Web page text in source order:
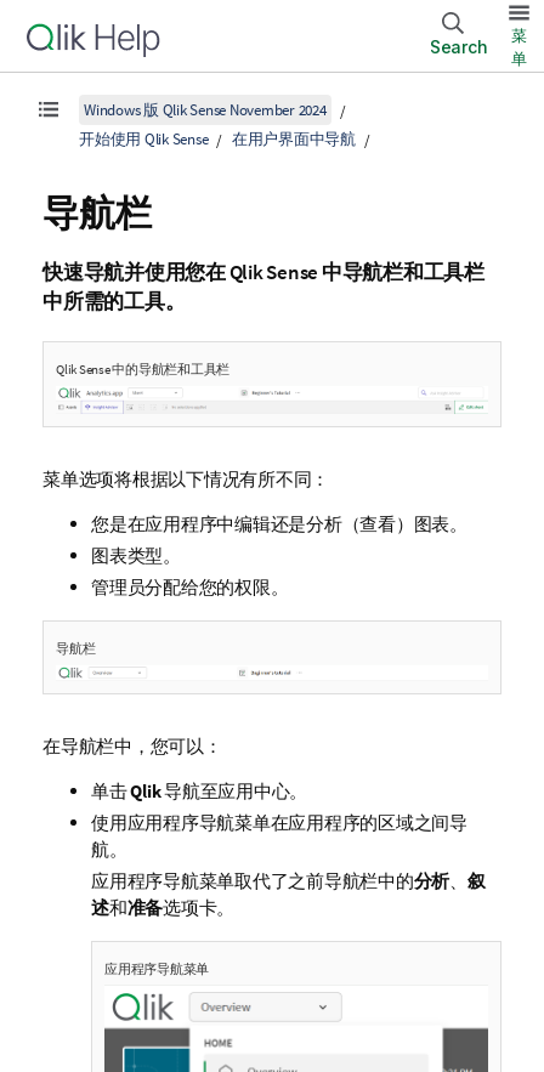
Search
菜
单
Windows 版 Qlik Sense November 2024
开始使用 Qlik Sense
在用户界面中导航
导航栏
快速导航并使用您在Qlik Sense 中导航栏和工具栏
中所需的工具。
Qlik Sense中的导航栏和工具栏
菜单选项将根据以下情况有所不同：
您是在应用程序中编辑还是分析（查看）图表。
图表类型。
管理员分配给您的权限。
导航栏
在导航栏中，您可以：
单击Qlik导航至应用中心。
使用应用程序导航菜单在应用程序的区域之间导
航。
应用程序导航菜单取代了之前导航栏中的分析、 叙
述和准备选项卡。
应用程序导航菜单